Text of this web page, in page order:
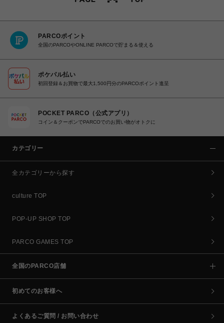
PARCOポイント
全国のPARCOやONLINE PARCOで貯まる＆使える
ポケパル払い
初回登録＆お買物で最大1,500円分のPARCOポイント進呈
POCKET PARCO（公式アプリ）
コイン＆クーポンでPARCOでのお買い物がオトクに
カテゴリー
全カテゴリーから探す
culture TOP
POP-UP SHOP TOP
PARCO GAMES TOP
全国のPARCO店舗
初めてのお客様へ
よくあるご質問 / お問い合わせ